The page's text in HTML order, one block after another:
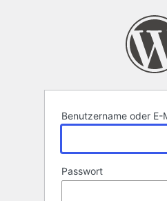
Benutzername oder E-
Passwort